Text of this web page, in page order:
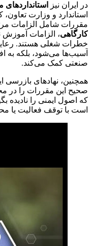
در ایران نیز
استاندارد و وزارت
مقررات شامل الزامات
کارگاهی، الزامات
خطرات شغلی هستند.
آسیب‌ها می‌شود، بلکه به
صنعتی کمک می‌کند.
همچنین، نهادهای بازرسی
صحیح این مقررات را در
که اصول ایمنی را نادیده
است با توقف فعالیت یا